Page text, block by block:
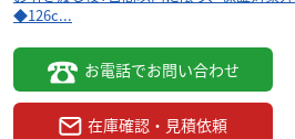
◆126c...
お電話でお問い合わせ
在庫確認・見積依頼